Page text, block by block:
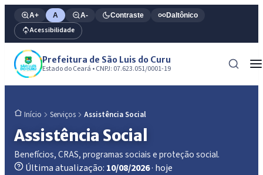
A+ A A- Contraste Daltônico
Acessibilidade
Prefeitura de São Luis do Curu
Estado do Ceará • CNPJ: 07.623.051/0001-19
Início Serviços Assistência Social
Assistência Social
Benefícios, CRAS, programas sociais e proteção social.
Última atualização: 10/08/2026· hoje